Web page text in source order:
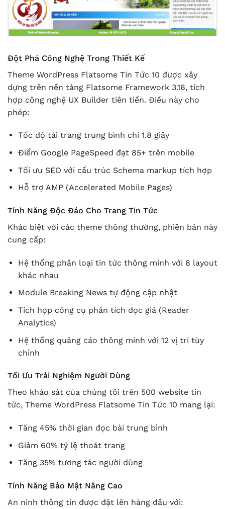
Đột Phá Công Nghệ Trong Thiết Kế
Theme WordPress Flatsome Tin Tức 10 được xây
dựng trên nền tảng Flatsome Framework 3.16, tích
hợp công nghệ UX Builder tiên tiến. Điều này cho
phép:
Tốc độ tải trang trung bình chỉ 1.8 giây
Điểm Google PageSpeed đạt 85+ trên mobile
Tối ưu SEO với cấu trúc Schema markup tích hợp
Hỗ trợ AMP (Accelerated Mobile Pages)
Tính Năng Độc Đáo Cho Trang Tin Tức
Khác biệt với các theme thông thường, phiên bản này
cung cấp:
Hệ thống phân loại tin tức thông minh với 8 layout
khác nhau
Module Breaking News tự động cập nhật
Tích hợp công cụ phân tích đọc giả (Reader
Analytics)
Hệ thống quảng cáo thông minh với 12 vị trí tùy
chỉnh
Tối Ưu Trải Nghiệm Người Dùng
Theo khảo sát của chúng tôi trên 500 website tin
tức, Theme WordPress Flatsome Tin Tức 10 mang lại:
Tăng 45% thời gian đọc bài trung bình
Giảm 60% tỷ lệ thoát trang
Tăng 35% tương tác người dùng
Tính Năng Bảo Mật Nâng Cao
An ninh thông tin được đặt lên hàng đầu với: